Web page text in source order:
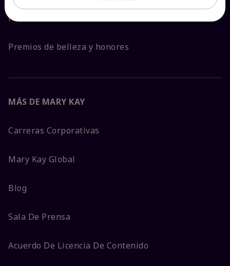
Promesa De Producto
Premios de belleza y honores
MÁS DE MARY KAY
Carreras Corporativas
Mary Kay Global
Blog
Sala De Prensa
Acuerdo De Licencia De Contenido